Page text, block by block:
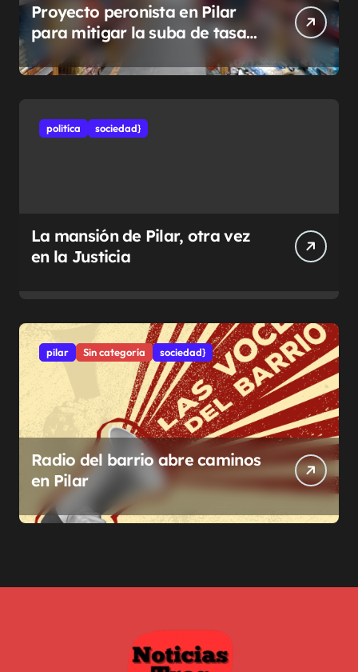
Proyecto peronista en Pilar
para mitigar la suba de tasas
municipales
politíca sociedad}
La mansión de Pilar, otra vez
en la Justicia
pilar Sin categoría sociedad}
Radio del barrio abre caminos
en Pilar